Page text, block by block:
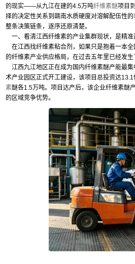
的现实——从九江在建的4.5万吨纤维素醚项目
择的决定性关系到赣南水质硬度对溶解配伍性
整条决策链条，逐序还原清楚。
一、看清江西纤维素的产业集群现状，是精准
在江西找纤维素粘合剂，如果只是抱着一本
的纤维素产业供应格局，在过去五年里已经发生
江西九江地区正在成为国内纤维素醚产能最
术产业园区正式开工建设，该项目总投资达
素醚各1.5万吨。项目达产后，该企业纤维素醚
的区域竞争优势。